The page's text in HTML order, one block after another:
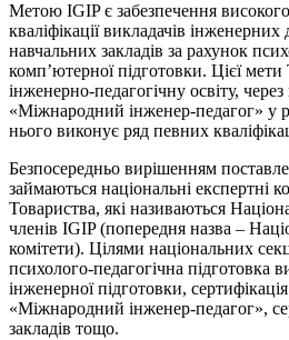
Метою IGIP є забезпечення
кваліфікації викладачів
навчальних закладів за рахунок
комп’ютерної підготовки. Цієї мети
інженерно-педагогічну освіту,
«Міжнародний інженер-педагог» у
нього виконує ряд певних
Безпосередньо вирішенням
займаються національні експертні
Товариства, які називаються
членів IGIP (попередня назва –
комітети). Цілями національних
психолого-педагогічна підготовка
інженерної підготовки,
«Міжнародний інженер-педагог»,
закладів тощо.